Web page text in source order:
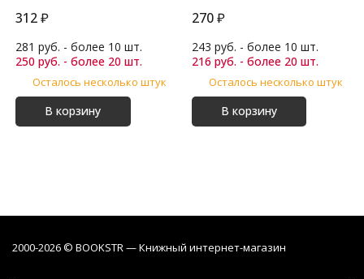
312₽
281 руб. - более 10 шт.
250 руб. - более 20 шт.
Осталось несколько штук
В корзину
270 ₽
243 руб. - более 10 шт.
216 руб. - более 20 шт.
Осталось несколько штук
В корзину
2000-2026 © BOOKSTR — Книжный интернет-магазин